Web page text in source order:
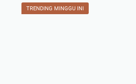
TRENDING MINGGU INI